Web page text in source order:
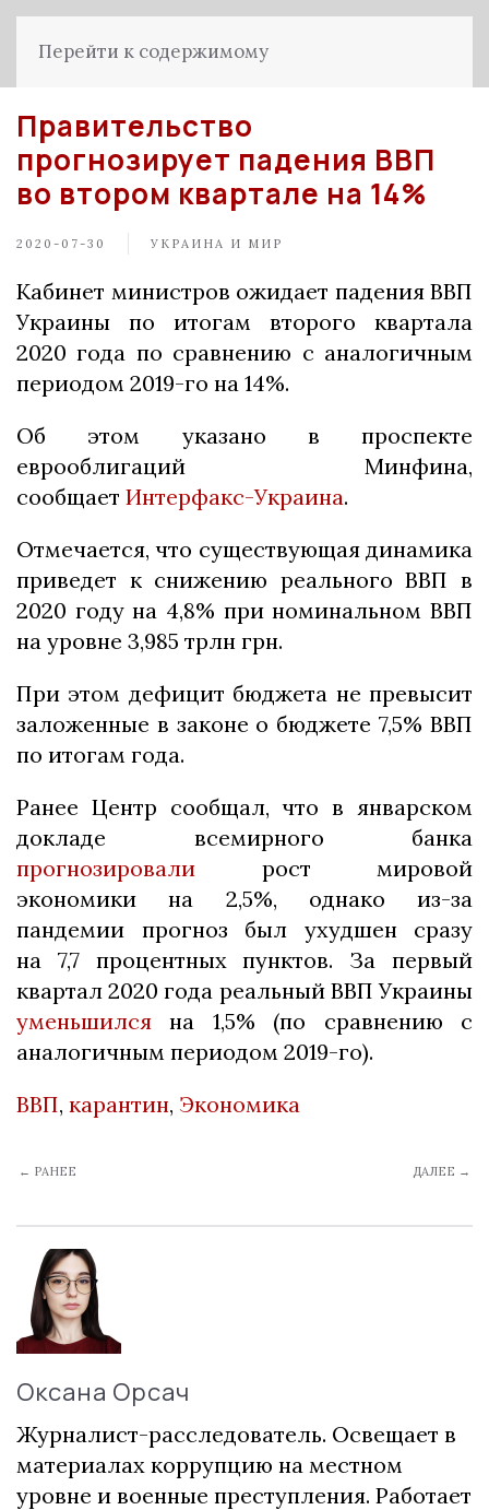
Перейти к содержимому
Правительство
прогнозирует падения ВВП
во втором квартале на 14%
2020-07-30 УКРАИНА И МИР
Кабинет министров ожидает падения ВВП
Украины по итогам второго квартала
2020 года по сравнению с аналогичным
периодом 2019-го на 14%.
Об этом указано в проспекте
еврооблигаций Минфина,
сообщает Интерфакс-Украина.
Отмечается, что существующая динамика
приведет к снижению реального ВВП в
2020 году на 4,8% при номинальном ВВП
на уровне 3,985 трлн грн.
При этом дефицит бюджета не превысит
заложенные в законе о бюджете 7,5% ВВП
по итогам года.
Ранее Центр сообщал, что в январском
докладе всемирного банка
прогнозировали рост мировой
экономики на 2,5%, однако из-за
пандемии прогноз был ухудшен сразу
на 7,7 процентных пунктов. За первый
квартал 2020 года реальный ВВП Украины
уменьшился на 1,5% (по сравнению с
аналогичным периодом 2019-го).
ВВП, карантин, Экономика
← РАНЕЕ ДАЛЕЕ →
Оксана Орсач
Журналист-расследователь. Освещает в
материалах коррупцию на местном
уровне и военные преступления. Работает